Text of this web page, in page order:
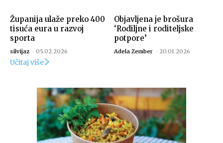
Županija ulaže preko 400
tisuća eura u razvoj
sporta
silvijaz - 05.02.2026
Objavljena je brošura
‘Rodiljne i roditeljske
potpore’
Adela Zember - 20.01.2026
Učitaj više